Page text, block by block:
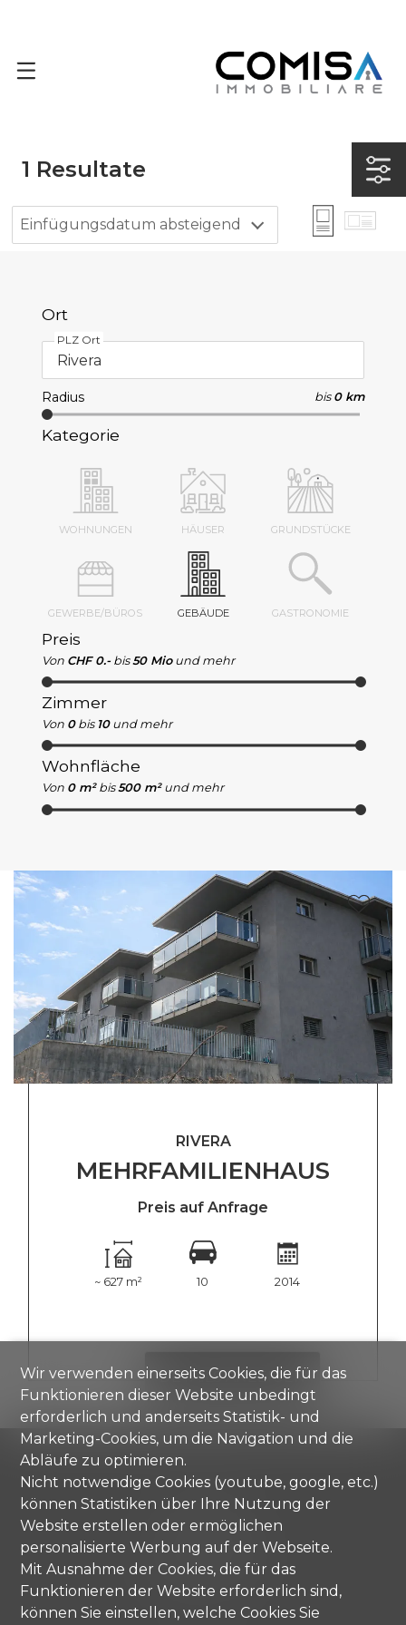
1 Resultate
Einfügungsdatum absteigend
Ort
PLZ Ort
Radius bis 0 km
Kategorie
WOHNUNGEN HÄUSER GRUNDSTÜCKE
GEWERBE/BÜROS GEBÄUDE GASTRONOMIE
Preis
Von CHF 0.- bis 50 Mio und mehr
Zimmer
Von 0 bis 10 und mehr
Wohnfläche
Von 0 m² bis 500 m² und mehr
MEHRFAMILIENHAUS
RIVERA
Preis auf Anfrage
~ 627 m² 10 2014
DETAILS ANZEIGEN
Comisa SA
Strada di Gandria 4
6976 Castagnola
Tel. +41 91 971 67 00
info@comisa.ch
Wir verwenden einerseits Cookies, die für das
Funktionieren dieser Website unbedingt
erforderlich und anderseits Statistik- und
Marketing-Cookies, um die Navigation und die
Abläufe zu optimieren.
Nicht notwendige Cookies (youtube, google, etc.)
können Statistiken über Ihre Nutzung der
Website erstellen oder ermöglichen
personalisierte Werbung auf der Webseite.
Mit Ausnahme der Cookies, die für das
Funktionieren der Website erforderlich sind,
können Sie einstellen, welche Cookies Sie